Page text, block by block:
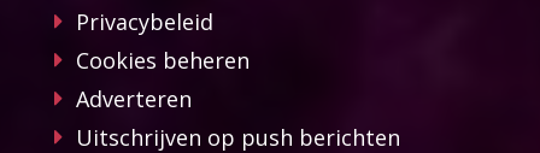
Privacybeleid
Cookies beheren
Adverteren
Uitschrijven op push berichten